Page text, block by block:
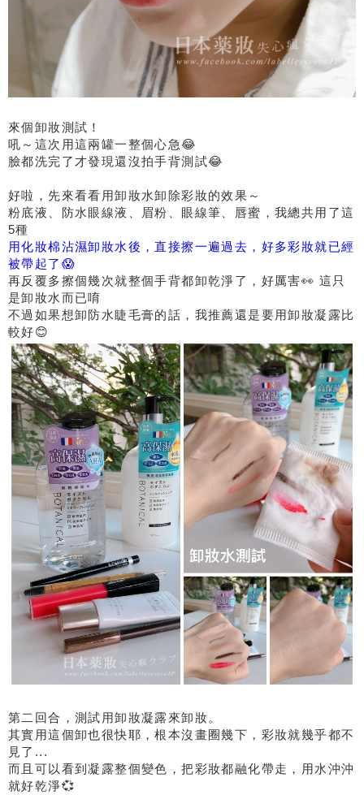
來個卸妝測試！
吼～這次用這兩罐一整個心急😂
臉都洗完了才發現還沒拍手背測試😂
好啦，先來看看用卸妝水卸除彩妝的效果～
粉底液、防水眼線液、眉粉、眼線筆、唇蜜，我總共用了這
5種
用化妝棉沾濕卸妝水後，直接擦一遍過去，好多彩妝就已經
被帶起了😱
再反覆多擦個幾次就整個手背都卸乾淨了，好厲害👀 這只
是卸妝水而已唷
不過如果想卸防水睫毛膏的話，我推薦還是要用卸妝凝露比
較好😊
第二回合，測試用卸妝凝露來卸妝。
其實用這個卸也很快耶，根本沒畫圈幾下，彩妝就幾乎都不
見了...
而且可以看到凝露整個變色，把彩妝都融化帶走，用水沖沖
就好乾淨💞